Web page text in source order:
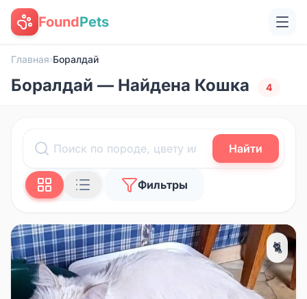
FoundPets
Главная›Боралдай
Боралдай — Найдена Кошка 4
Найти
Фильтры
🐈